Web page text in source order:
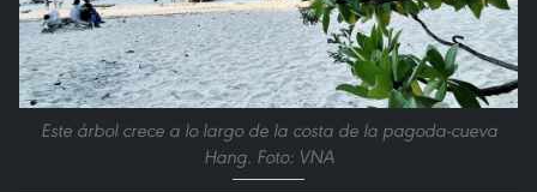
Este árbol crece a lo largo de la costa de la pagoda-cueva
Hang. Foto: VNA